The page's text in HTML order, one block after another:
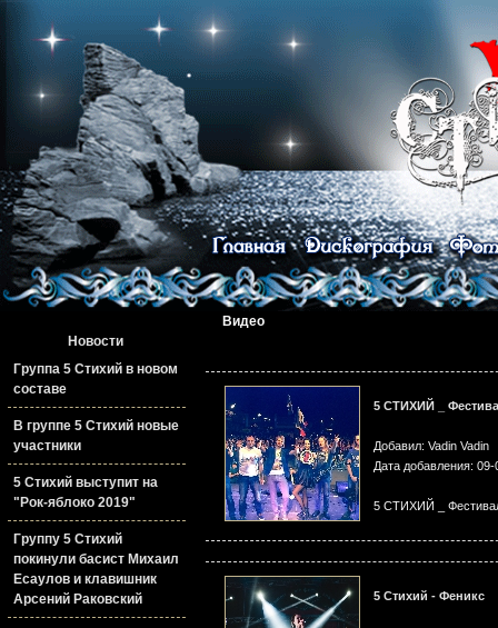
Видео
5 СТИХИЙ _
Добавил: Vadin Vadin
Дата добавления: 09-
5 СТИХИЙ _
5 Стихий - Феникс
Новости
Группа 5 Стихий в новом
составе
В группе 5 Стихий новые
участники
5 Стихий выступит на
"Рок-яблоко 2019"
Группу 5 Стихий
покинули басист Михаил
Есаулов и клавишник
Арсений Раковский